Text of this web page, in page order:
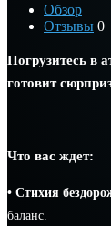
Обзор
Отзывы 0
Погрузитесь в
готовит
Что вас ждет:
• Стихия
баланс.